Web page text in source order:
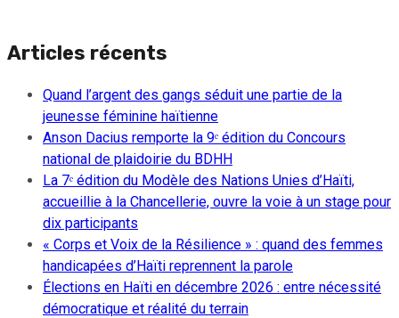
Articles récents
Quand l’argent des gangs séduit une partie de la
jeunesse féminine haïtienne
Anson Dacius remporte la 9ᵉ édition du Concours
national de plaidoirie du BDHH
La 7ᵉ édition du Modèle des Nations Unies d’Haïti,
accueillie à la Chancellerie, ouvre la voie à un stage pour
dix participants
« Corps et Voix de la Résilience » : quand des femmes
handicapées d’Haïti reprennent la parole
Élections en Haïti en décembre 2026 : entre nécessité
démocratique et réalité du terrain